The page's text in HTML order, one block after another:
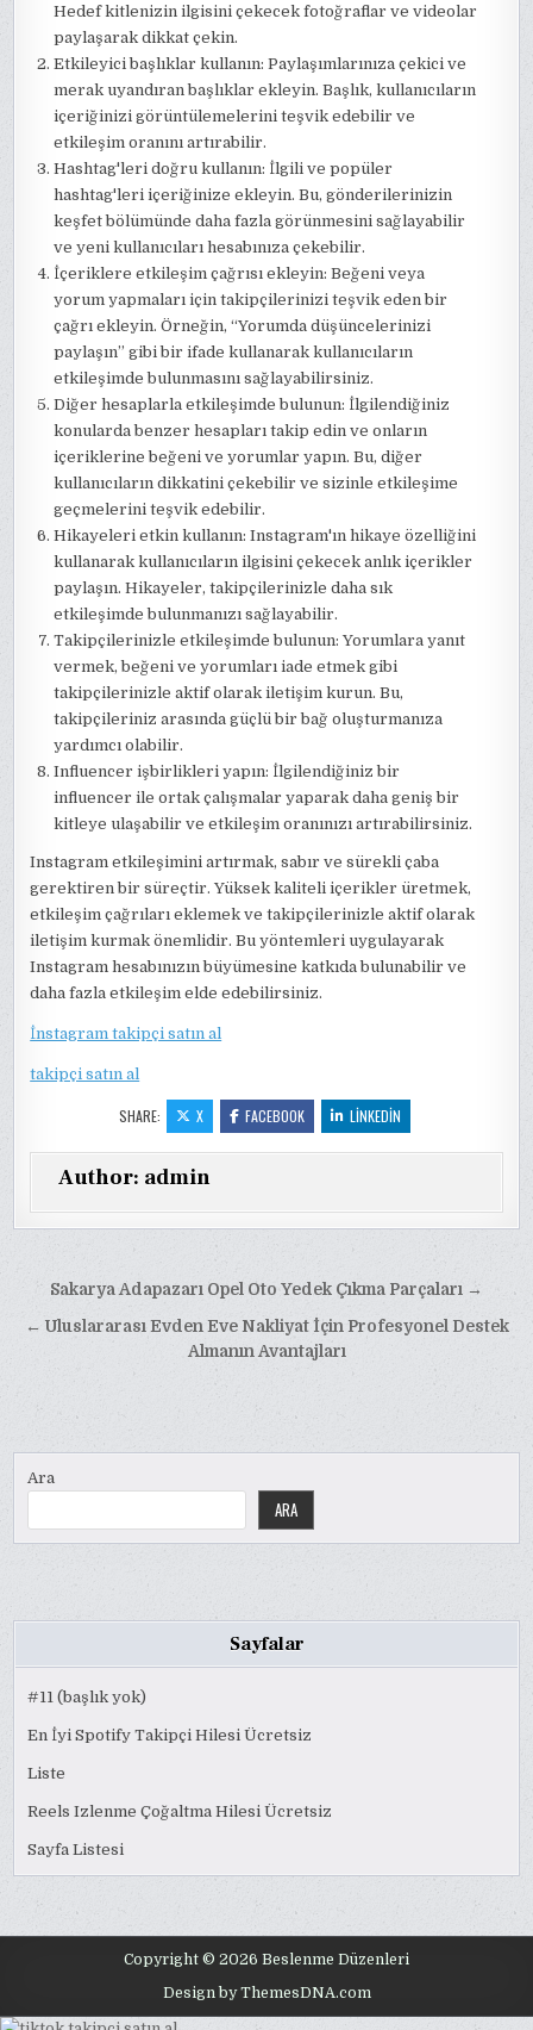
Hedef kitlenizin ilgisini çekecek fotoğraflar ve videolar
paylaşarak dikkat çekin.
Etkileyici başlıklar kullanın: Paylaşımlarınıza çekici ve
merak uyandıran başlıklar ekleyin. Başlık, kullanıcıların
içeriğinizi görüntülemelerini teşvik edebilir ve
etkileşim oranını artırabilir.
Hashtag'leri doğru kullanın: İlgili ve popüler
hashtag'leri içeriğinize ekleyin. Bu, gönderilerinizin
keşfet bölümünde daha fazla görünmesini sağlayabilir
ve yeni kullanıcıları hesabınıza çekebilir.
İçeriklere etkileşim çağrısı ekleyin: Beğeni veya
yorum yapmaları için takipçilerinizi teşvik eden bir
çağrı ekleyin. Örneğin, “Yorumda düşüncelerinizi
paylaşın” gibi bir ifade kullanarak kullanıcıların
etkileşimde bulunmasını sağlayabilirsiniz.
Diğer hesaplarla etkileşimde bulunun: İlgilendiğiniz
konularda benzer hesapları takip edin ve onların
içeriklerine beğeni ve yorumlar yapın. Bu, diğer
kullanıcıların dikkatini çekebilir ve sizinle etkileşime
geçmelerini teşvik edebilir.
Hikayeleri etkin kullanın: Instagram'ın hikaye özelliğini
kullanarak kullanıcıların ilgisini çekecek anlık içerikler
paylaşın. Hikayeler, takipçilerinizle daha sık
etkileşimde bulunmanızı sağlayabilir.
Takipçilerinizle etkileşimde bulunun: Yorumlara yanıt
vermek, beğeni ve yorumları iade etmek gibi
takipçilerinizle aktif olarak iletişim kurun. Bu,
takipçileriniz arasında güçlü bir bağ oluşturmanıza
yardımcı olabilir.
Influencer işbirlikleri yapın: İlgilendiğiniz bir
influencer ile ortak çalışmalar yaparak daha geniş bir
kitleye ulaşabilir ve etkileşim oranınızı artırabilirsiniz.
Instagram etkileşimini artırmak, sabır ve sürekli çaba
gerektiren bir süreçtir. Yüksek kaliteli içerikler üretmek,
etkileşim çağrıları eklemek ve takipçilerinizle aktif olarak
iletişim kurmak önemlidir. Bu yöntemleri uygulayarak
Instagram hesabınızın büyümesine katkıda bulunabilir ve
daha fazla etkileşim elde edebilirsiniz.
İnstagram takipçi satın al
takipçi satın al
SHARE: X FACEBOOK LINKEDIN
Author: admin
Yazı
gezinmesi
Sakarya Adapazarı Opel Oto Yedek Çıkma Parçaları →
← Uluslararası Evden Eve Nakliyat İçin Profesyonel Destek
Almanın Avantajları
Ara
ARA
Sayfalar
#11 (başlık yok)
En İyi Spotify Takipçi Hilesi Ücretsiz
Liste
Reels Izlenme Çoğaltma Hilesi Ücretsiz
Sayfa Listesi
Copyright © 2026 Beslenme Düzenleri
Design by ThemesDNA.com